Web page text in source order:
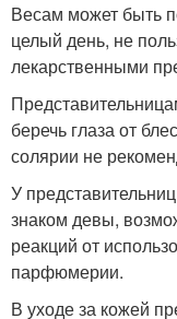
Весам может быть
целый день, не
лекарственными
беречь глаза от
солярии не
У
знаком девы,
реакций от
парфюмерии.
В уходе за кожей